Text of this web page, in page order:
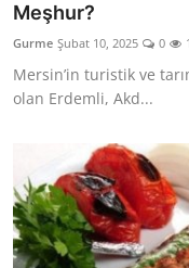
Meşhur?
Gurme Şubat 10, 2025 0
Mersin’in turistik ve
olan Erdemli, Akd...